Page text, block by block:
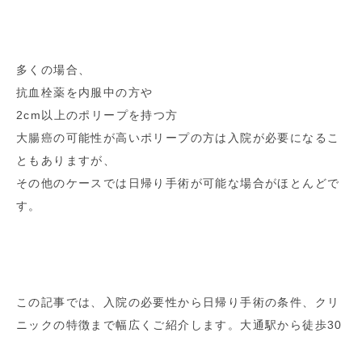
多くの場合、
抗血栓薬を内服中の方や
2cm以上のポリープを持つ方
大腸癌の可能性が高いポリープの方は入院が必要になるこ
ともありますが、
その他のケースでは日帰り手術が可能な場合がほとんどで
す。
この記事では、入院の必要性から日帰り手術の条件、クリ
ニックの特徴まで幅広くご紹介します。大通駅から徒歩30